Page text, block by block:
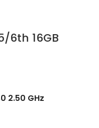
6th 16GB
2.50 GHz